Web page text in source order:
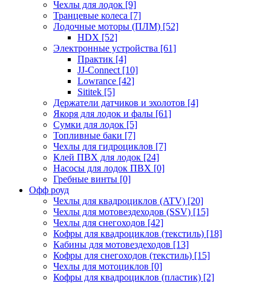
Чехлы для лодок [9]
Транцевые колеса [7]
Лодочные моторы (ПЛМ) [52]
HDX [52]
Электронные устройства [61]
Практик [4]
JJ-Connect [10]
Lowrance [42]
Sititek [5]
Держатели датчиков и эхолотов [4]
Якоря для лодок и фалы [61]
Сумки для лодок [5]
Топливные баки [7]
Чехлы для гидроциклов [7]
Клей ПВХ для лодок [24]
Насосы для лодок ПВХ [0]
Гребные винты [0]
Офф роуд
Чехлы для квадроциклов (ATV) [20]
Чехлы для мотовездеходов (SSV) [15]
Чехлы для снегоходов [42]
Кофры для квадроциклов (текстиль) [18]
Кабины для мотовездеходов [13]
Кофры для снегоходов (текстиль) [15]
Чехлы для мотоциклов [0]
Кофры для квадроциклов (пластик) [2]